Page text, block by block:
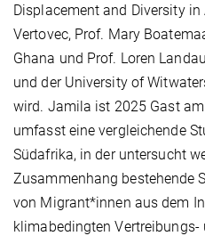
Displacement and Diversity in
Vertovec, Prof. Mary
Ghana und Prof. Loren
und der University of
wird. Jamila ist 2025 Gast
umfasst eine vergleichende
Südafrika, in der untersucht
Zusammenhang bestehende
von Migrant*innen aus dem
klimabedingten